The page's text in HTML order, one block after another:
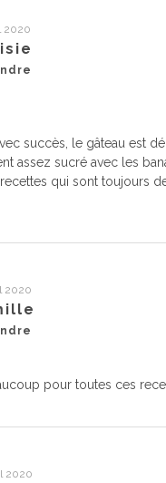
2020
succès, le gâteau est
assez sucré avec les
qui sont toujours
2020
pour toutes ces
2020